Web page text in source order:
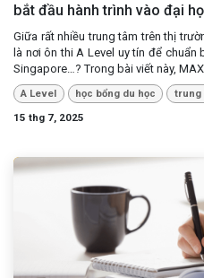
bắt đầu hành trình vào đại
Giữa rất nhiều trung tâm trên thị
là nơi ôn thi A Level uy tín để chuẩn
Singapore…? Trong bài viết này, MAX
A Level học bổng du học trung
15 thg 7, 2025